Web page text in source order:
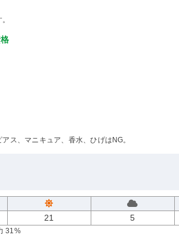
ス、マニキュア、香水、ひげはNG。
21 5
31%